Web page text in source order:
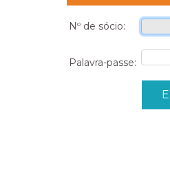
Nº de sócio:
Palavra-passe: